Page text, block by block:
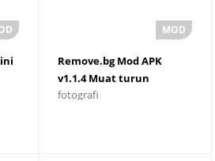
Remove.bg Mod APK
v1.1.4 Muat turun
fotografi